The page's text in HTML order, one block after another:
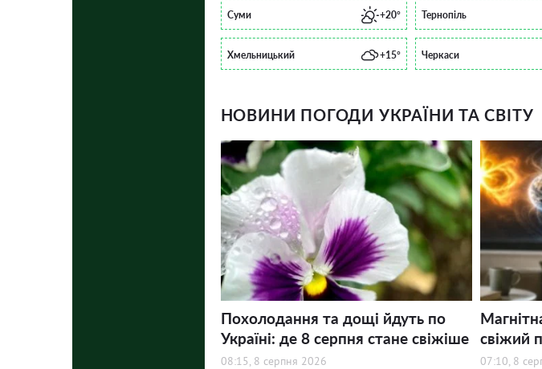
Суми +20° Тернопіль
Хмельницький +15° Черкаси
НОВИНИ ПОГОДИ УКРАЇНИ ТА СВІТУ
Похолодання та дощі йдуть по
Україні: де 8 серпня стане свіжіше
08:15, 8 серпня 2026
свіжий
07:10, 8